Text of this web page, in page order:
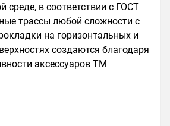
среде, в соответствии с ГОСТ
трассы любой сложности с
на горизонтальных и
создаются благодаря
аксессуаров ТМ